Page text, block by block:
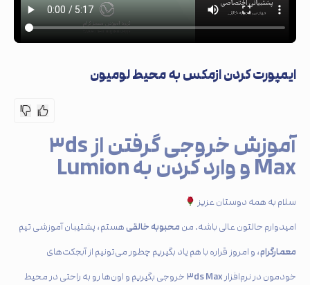
ایمپورت کردن ازمکس به محیط لومیون
آموزش خروجی گرفتن از ۳ds
Max و وارد کردن به Lumion
سلام به همه دوستان عزیز
امیدوارم حالتون عالی باشه. من محبوبه خالقیهستم، پشتیبان آموزشی تیم
معمارگرام، و امروز قراره با هم یاد بگیریم چطور می‌تونیم از آبجکت‌های
خودمون در نرم‌افزار ۳ds Max خروجی بگیریم و اون‌ها رو به راحتی در محیط